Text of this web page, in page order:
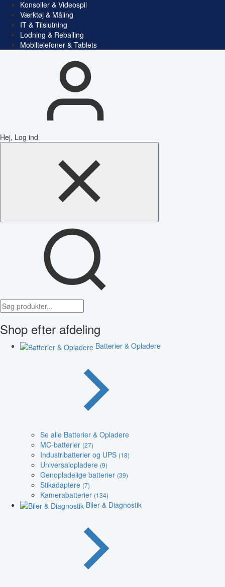
Konsoller & Videospil
Værktøj & Måling
IT & Tilslutning
Lodning & Reballing
Mobiltelefoner & Tablets
Hej, Log ind
Shop efter afdeling
Batterier & Opladere
Se alle Batterier & Opladere
MC-batterier (27)
Industribatterier og UPS (18)
Universalopladere (9)
Genopladelige batterier (39)
Stikadaptere (7)
Kamerabatterier (134)
Biler & Diagnostik